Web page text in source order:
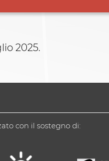
2025.
con il sostegno di: